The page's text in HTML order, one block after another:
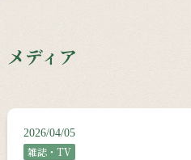
メディア
2026/04/05
雑誌・TV